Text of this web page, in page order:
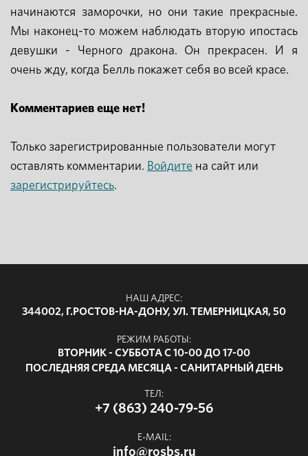
начинаются заморочки, но они такие прекрасные.
Мы наконец-то можем наблюдать вторую ипостась
девушки - Черного дракона. Он прекрасен. И я
очень жду, когда Белль покажет себя во всей красе.
Комментариев еще нет!
Только зарегистрированные пользователи могут
оставлять комментарии. Войдите на сайт или
зарегистрируйтесь.
НАШ АДРЕС:
344002, Г.РОСТОВ-НА-ДОНУ, УЛ. ТЕМЕРНИЦКАЯ, 50
РЕЖИМ РАБОТЫ:
ВТОРНИК - СУББОТА С 10-00 ДО 17-00
ПОСЛЕДНЯЯ СРЕДА МЕСЯЦА - САНИТАРНЫЙ ДЕНЬ
ТЕЛ:
+7 (863) 240-79-56
E-MAIL:
info@rosbs.ru